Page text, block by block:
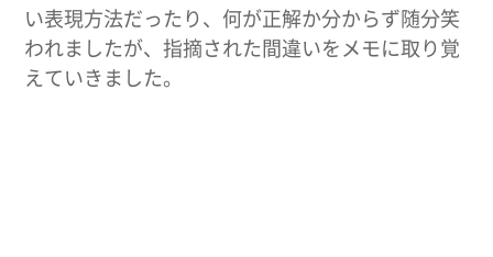
い表現方法だったり、何が正解か分からず随分笑
われましたが、指摘された間違いをメモに取り覚
えていきました。